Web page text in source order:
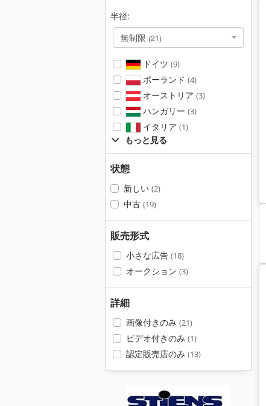
半径:
無制限 (21)
ドイツ (9)
ポーランド (4)
オーストリア (3)
ハンガリー (3)
イタリア (1)
もっと見る
状態
新しい (2)
中古 (19)
販売形式
小さな広告 (18)
オークション (3)
詳細
画像付きのみ (21)
ビデオ付きのみ (1)
認定販売店のみ (13)
Makino A81 Makino